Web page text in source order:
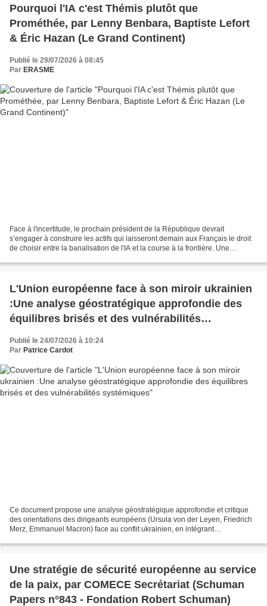
Pourquoi l'IA c'est Thémis plutôt que
Prométhée, par Lenny Benbara, Baptiste Lefort
& Éric Hazan (Le Grand Continent)
Publié le 29/07/2026 à 08:45
Par ERASME
Face à l'incertitude, le prochain président de la République devrait
s’engager à construire les actifs qui laisseront demain aux Français le droit
de choisir entre la banalisation de l'IA et la course à la frontière. Une
L'Union européenne face à son miroir ukrainien
:Une analyse géostratégique approfondie des
équilibres brisés et des vulnérabilités
systémiques
Publié le 24/07/2026 à 10:24
Par Patrice Cardot
Ce document propose une analyse géostratégique approfondie et critique
des orientations des dirigeants européens (Ursula von der Leyen, Friedrich
Merz, Emmanuel Macron) face au conflit ukrainien, en intégrant
Une stratégie de sécurité européenne au service
de la paix, par COMECE Secrétariat (Schuman
Papers n°843 - Fondation Robert Schuman)